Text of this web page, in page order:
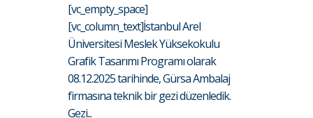
[vc_empty_space]
[vc_column_text]İstanbul Arel
Üniversitesi Meslek Yüksekokulu
Grafik Tasarımı Programı olarak
08.12.2025 tarihinde, Gürsa Ambalaj
firmasına teknik bir gezi düzenledik.
Gezi...